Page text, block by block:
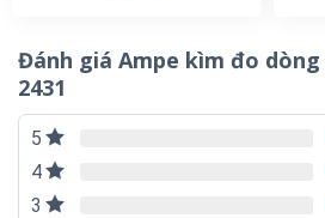
Đánh giá Ampe kìm đo dòng
2431
5
4
3